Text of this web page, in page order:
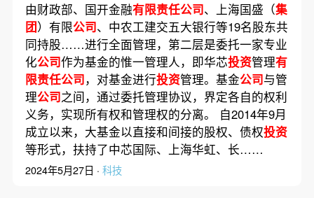
由财政部、国开金融有限责任公司、上海国盛（集
团）有限公司、中农工建交五大银行等19名股东共
同持股……进行全面管理，第二层是委托一家专业
化公司作为基金的惟一管理人，即华芯投资管理有
限责任公司，对基金进行投资管理。基金公司与管
理公司之间，通过委托管理协议，界定各自的权利
义务，实现所有权和管理权的分离。 自2014年9月
成立以来，大基金以直接和间接的股权、债权投资
等形式，扶持了中芯国际、上海华虹、长……
2024年5月27日 · 科技